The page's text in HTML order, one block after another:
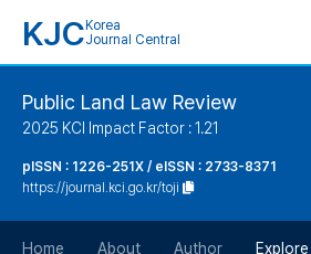
KJC Korea
Journal Central
Public Land Law Review
2025 KCI Impact Factor : 1.21
pISSN : 1226-251X / eISSN : 2733-8371
https://journal.kci.go.kr/toji
Home About Author